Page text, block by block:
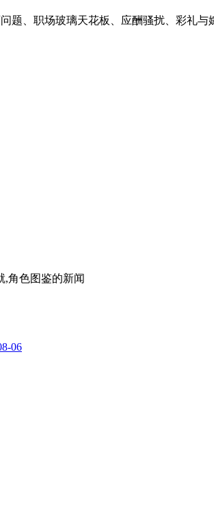
题、职场玻璃天花板、应酬骚扰、彩礼与
,角色图鉴的新闻
06